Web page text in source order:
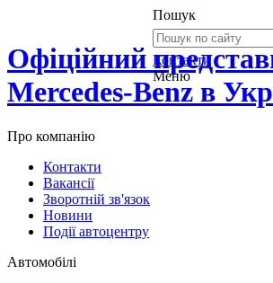
Офіційний
Mercedes-Benz в
Пошук
Контакти
Меню
Про компанію
Контакти
Вакансії
Зворотній зв'язок
Новини
Події автоцентру
Автомобілі